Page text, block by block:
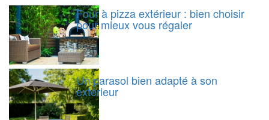
Four à pizza extérieur : bien choisir
pour mieux vous régaler
Un parasol bien adapté à son
extérieur